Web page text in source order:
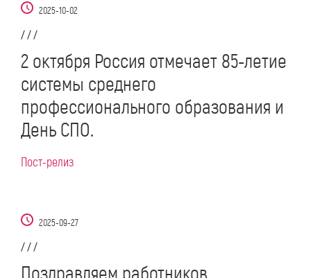
2025-10-02
/ / /
2 октября Россия отмечает 85-летие
системы среднего
профессионального образования и
День СПО.
Пост-релиз
2025-09-27
/ / /